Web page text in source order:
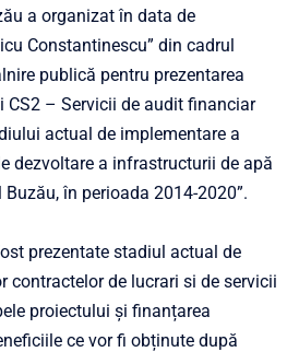
a organizat în data de
Constantinescu” din cadrul
publică pentru prezentarea
CS2 – Servicii de audit financiar
actual de implementare a
dezvoltare a infrastructurii de apă
în perioada 2014-2020”.
prezentate stadiul actual de
contractelor de lucrari si de servicii
proiectului și finanțarea
ce vor fi obținute după